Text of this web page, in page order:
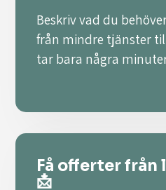
Beskriv vad du
från mindre tjänster
tar bara några
Få offerter från
📩